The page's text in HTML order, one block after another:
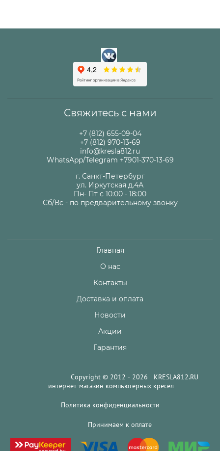
Свяжитесь с нами
+7 (812) 655-09-04
+7 (812) 970-13-69
info@kresla812.ru
WhatsApp/Telegram +7901-370-13-69
г. Санкт-Петербург
ул. Иркутская д.4А
Пн- Пт с 10:00 - 18:00
Сб/Вс - по предварительному звонку
Главная
О нас
Контакты
Доставка и оплата
Новости
Акции
Гарантия
Copyright © 2012 - 2026 KRESLA812.RU
интернет-магазин компьютерных кресел
Политика конфиденциальности
Принимаем к оплате